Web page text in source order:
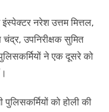
नरेश उत्तम मित्तल,
उपनिरीक्षक सुमित
ने एक दूसरे को
को होली की